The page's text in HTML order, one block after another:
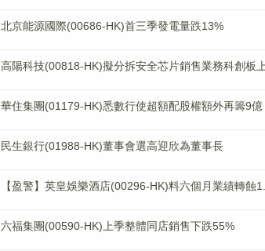
北京能源國際(00686-HK)首三季發電量跌13%
高陽科技(00818-HK)擬分拆安全芯片銷售業務科創板
華住集團(01179-HK)悉數行使超額配股權額外再籌9億
民生銀行(01988-HK)董事會選高迎欣為董事長
【盈警】英皇娛樂酒店(00296-HK)料六個月業績轉蝕
六福集團(00590-HK)上季整體同店銷售下跌55%